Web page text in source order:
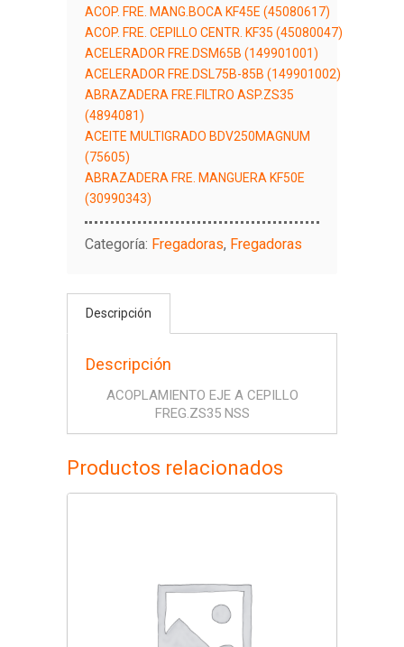
ACOP. FRE. MANG.BOCA KF45E (45080617)
ACOP. FRE. CEPILLO CENTR. KF35 (45080047)
ACELERADOR FRE.DSM65B (149901001)
ACELERADOR FRE.DSL75B-85B (149901002)
ABRAZADERA FRE.FILTRO ASP.ZS35
(4894081)
ACEITE MULTIGRADO BDV250MAGNUM
(75605)
ABRAZADERA FRE. MANGUERA KF50E
(30990343)
Categoría: Fregadoras, Fregadoras
Descripción
Descripción
ACOPLAMIENTO EJE A CEPILLO
FREG.ZS35 NSS
Productos relacionados